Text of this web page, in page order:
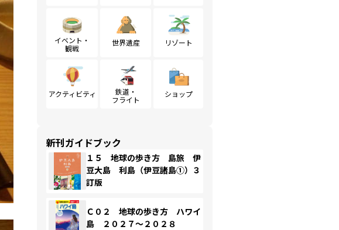
イベント・
観戦
世界遺産 リゾート
アクティビティ
鉄道・
フライト
ショップ
新刊ガイドブック
１５ 地球の歩き方 島旅 伊
豆大島 利島（伊豆諸島①）３
訂版
Ｃ０２ 地球の歩き方 ハワイ
島 ２０２７～２０２８